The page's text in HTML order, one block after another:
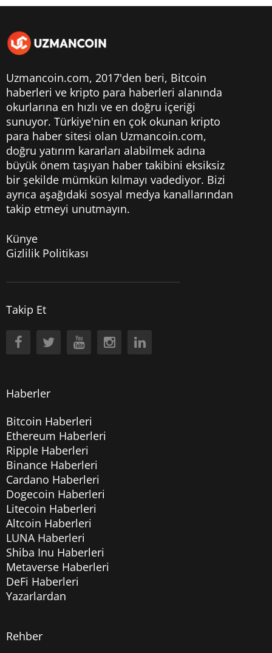
Uzmancoin.com, 2017'den beri, Bitcoin
haberleri ve kripto para haberleri alanında
okurlarına en hızlı ve en doğru içeriği
sunuyor. Türkiye'nin en çok okunan kripto
para haber sitesi olan Uzmancoin.com,
doğru yatırım kararları alabilmek adına
büyük önem taşıyan haber takibini eksiksiz
bir şekilde mümkün kılmayı vadediyor. Bizi
ayrıca aşağıdaki sosyal medya kanallarından
takip etmeyi unutmayın.
Künye
Gizlilik Politikası
Takip Et
Haberler
Bitcoin Haberleri
Ethereum Haberleri
Ripple Haberleri
Binance Haberleri
Cardano Haberleri
Dogecoin Haberleri
Litecoin Haberleri
Altcoin Haberleri
LUNA Haberleri
Shiba Inu Haberleri
Metaverse Haberleri
DeFi Haberleri
Yazarlardan
Rehber